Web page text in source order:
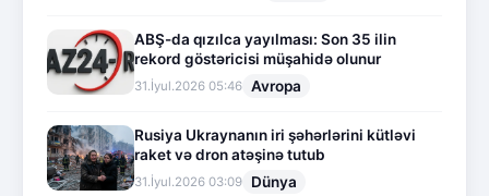
ABŞ-da qızılca yayılması: Son 35 ilin
rekord göstəricisi müşahidə olunur
31.İyul.2026 05:46 Avropa
Rusiya Ukraynanın iri şəhərlərini kütləvi
raket və dron atəşinə tutub
31.İyul.2026 03:09 Dünya